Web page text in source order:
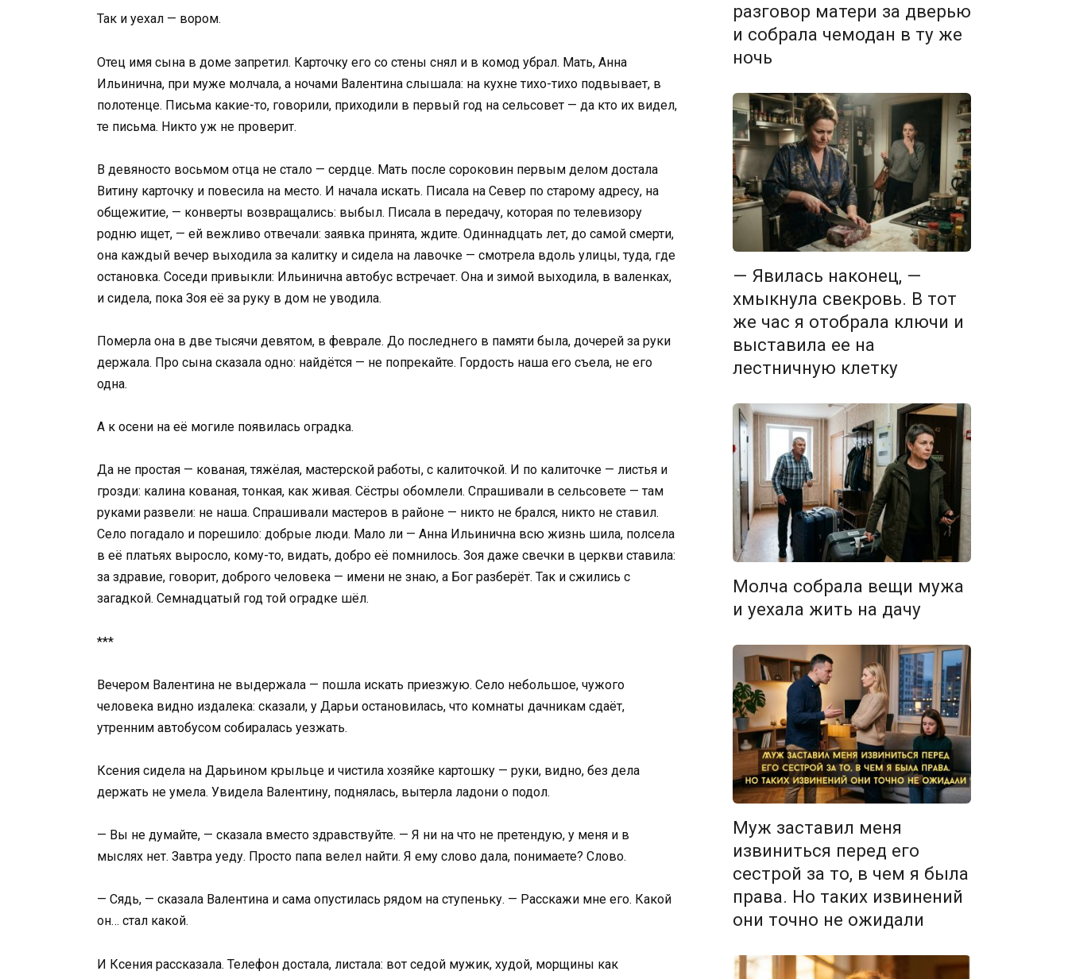
Так и уехал — вором.
Отец имя сына в доме запретил. Карточку его со стены снял и в комод убрал. Мать, Анна
Ильинична, при муже молчала, а ночами Валентина слышала: на кухне тихо-тихо подвывает, в
полотенце. Письма какие-то, говорили, приходили в первый год на сельсовет — да кто их видел,
те письма. Никто уж не проверит.
В девяносто восьмом отца не стало — сердце. Мать после сороковин первым делом достала
Витину карточку и повесила на место. И начала искать. Писала на Север по старому адресу, на
общежитие, — конверты возвращались: выбыл. Писала в передачу, которая по телевизору
родню ищет, — ей вежливо отвечали: заявка принята, ждите. Одиннадцать лет, до самой смерти,
она каждый вечер выходила за калитку и сидела на лавочке — смотрела вдоль улицы, туда, где
остановка. Соседи привыкли: Ильинична автобус встречает. Она и зимой выходила, в валенках,
и сидела, пока Зоя её за руку в дом не уводила.
Померла она в две тысячи девятом, в феврале. До последнего в памяти была, дочерей за руки
держала. Про сына сказала одно: найдётся — не попрекайте. Гордость наша его съела, не его
одна.
А к осени на её могиле появилась оградка.
Да не простая — кованая, тяжёлая, мастерской работы, с калиточкой. И по калиточке — листья и
грозди: калина кованая, тонкая, как живая. Сёстры обомлели. Спрашивали в сельсовете — там
руками развели: не наша. Спрашивали мастеров в районе — никто не брался, никто не ставил.
Село погадало и порешило: добрые люди. Мало ли — Анна Ильинична всю жизнь шила, полсела
в её платьях выросло, кому-то, видать, добро её помнилось. Зоя даже свечки в церкви ставила:
за здравие, говорит, доброго человека — имени не знаю, а Бог разберёт. Так и сжились с
загадкой. Семнадцатый год той оградке шёл.
***
Вечером Валентина не выдержала — пошла искать приезжую. Село небольшое, чужого
человека видно издалека: сказали, у Дарьи остановилась, что комнаты дачникам сдаёт,
утренним автобусом собиралась уезжать.
Ксения сидела на Дарьином крыльце и чистила хозяйке картошку — руки, видно, без дела
держать не умела. Увидела Валентину, поднялась, вытерла ладони о подол.
— Вы не думайте, — сказала вместо здравствуйте. — Я ни на что не претендую, у меня и в
мыслях нет. Завтра уеду. Просто папа велел найти. Я ему слово дала, понимаете? Слово.
— Сядь, — сказала Валентина и сама опустилась рядом на ступеньку. — Расскажи мне его. Какой
он… стал какой.
И Ксения рассказала. Телефон достала, листала: вот седой мужик, худой, морщины как
разговор матери за дверью
и собрала чемодан в ту же
ночь
— Явилась наконец, —
хмыкнула свекровь. В тот
же час я отобрала ключи и
выставила ее на
лестничную клетку
Молча собрала вещи мужа
и уехала жить на дачу
Муж заставил меня
извиниться перед его
сестрой за то, в чем я была
права. Но таких извинений
они точно не ожидали